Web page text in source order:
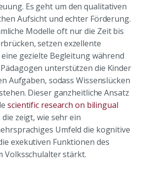
Es geht um den qualitativen
Aufsicht und echter Förderung.
Modelle oft nur die Zeit bis
setzen exzellente
gezielte Begleitung während
unterstützen die Kinder
Aufgaben, sodass Wissenslücken
Dieser ganzheitliche Ansatz
scientific research on bilingual
zeigt, wie sehr ein
Umfeld die kognitive
exekutiven Funktionen des
Volksschulalter stärkt.